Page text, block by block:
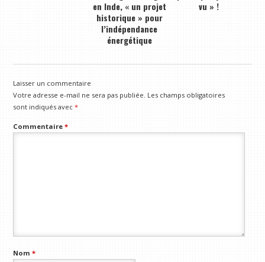
en Inde, « un projet
historique » pour
l’indépendance
énergétique
vu » !
Laisser un commentaire
Votre adresse e-mail ne sera pas publiée. Les champs obligatoires
sont indiqués avec*
Commentaire*
Nom*